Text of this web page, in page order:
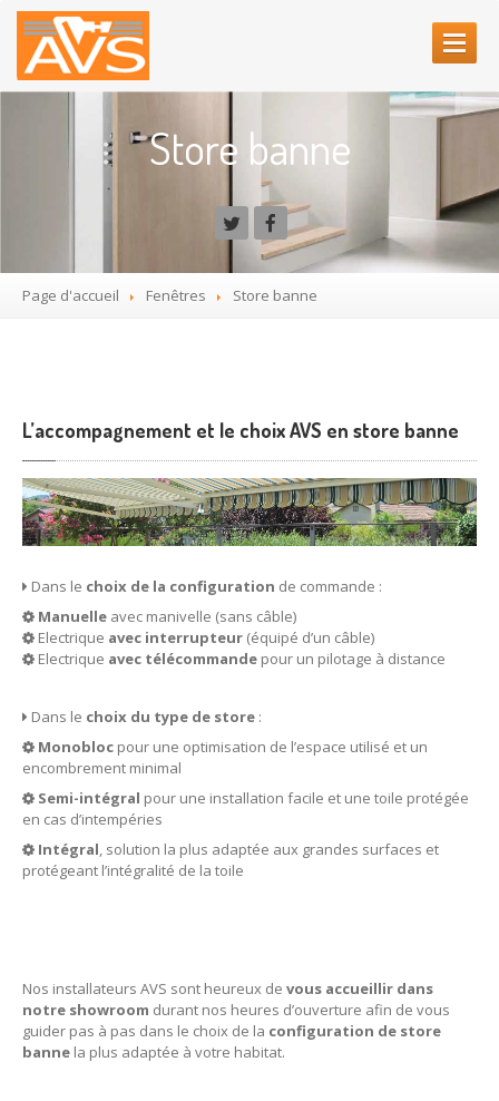
Notregamme
SERRURES
Serrure
SerrureBricard
SerrureHéraclès
FenêtreAluminium
Vitrerie
Grillede défense
Coffre-fort
Coffre-fortBricard
Coffre-fort
Burg Wachter
Store banne
Page d'accueil Fenêtres Store banne
L’accompagnement et le choix AVS en store banne
Dans le choix de la configuration de commande :
Manuelle avec manivelle (sans câble)
Electrique avec interrupteur (équipé d’un câble)
Electrique avec télécommande pour un pilotage à distance
Dans le choix du type de store :
Monobloc pour une optimisation de l’espace utilisé et un
encombrement minimal
Semi-intégral pour une installation facile et une toile protégée
en cas d’intempéries
Intégral, solution la plus adaptée aux grandes surfaces et
protégeant l’intégralité de la toile
Nos installateurs AVS sont heureux de vous accueillir dans
notre showroom durant nos heures d’ouverture afin de vous
guider pas à pas dans le choix de la configuration de store
banne la plus adaptée à votre habitat.